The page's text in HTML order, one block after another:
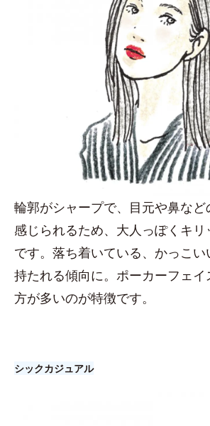
輪郭がシャープで、目元や鼻など
感じられるため、大人っぽくキリ
です。落ち着いている、かっこい
持たれる傾向に。ポーカーフェイ
方が多いのが特徴です。
シックカジュアル